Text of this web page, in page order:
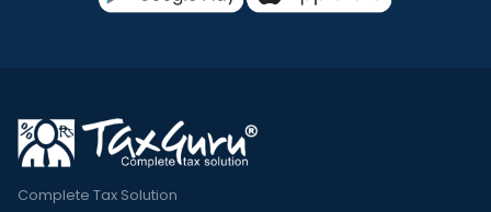
Complete Tax Solution